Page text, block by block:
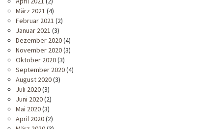
März 2021 (4)
Februar 2021 (2)
Januar 2021 (3)
Dezember 2020(4)
November 2020(3)
Oktober 2020(3)
September 2020(4)
August 2020(3)
Juli 2020(3)
Juni 2020(2)
Mai 2020(3)
April 2020(2)